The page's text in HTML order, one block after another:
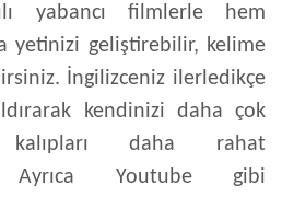
yabancı filmlerle hem
yetinizi geliştirebilir, kelime
İngilizceniz ilerledikçe
kendinizi daha çok
daha rahat
Ayrıca Youtube gibi